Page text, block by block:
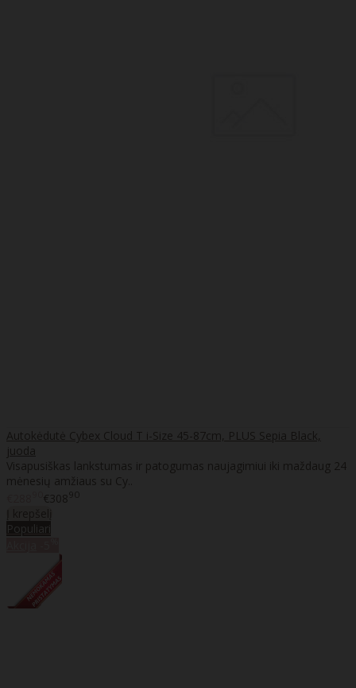
Autokėdutė Cybex Cloud T i-Size 45-87cm, PLUS Sepia Black,
juoda
Visapusiškas lankstumas ir patogumas naujagimiui iki maždaug 24
mėnesių amžiaus su Cy..
€30890
Populiari